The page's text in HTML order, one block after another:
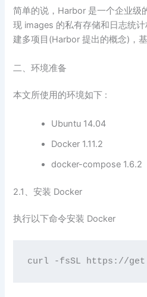
简单的说，Harbor 是一个企业级
现 images 的私有存储和日志统
建多项目(Harbor 提出的概念)，
二、环境准备
本文所使用的环境如下 :
Ubuntu 14.04
Docker 1.11.2
docker-compose 1.6.2
2.1、安装 Docker
执行以下命令安装 Docker
curl -fsSL https://